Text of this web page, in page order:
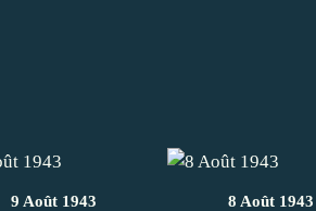
9 Août 1943 8 Août 1943